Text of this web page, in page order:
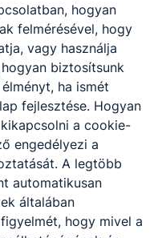
2026/2027-es tanévre
hogyan
felmérésével, hogy
vagy használja
biztosítsunk
ha ismét
fejlesztése. Hogyan
a cookie-
engedélyezi a
A legtöbb
automatikusan
általában
hogy mivel a